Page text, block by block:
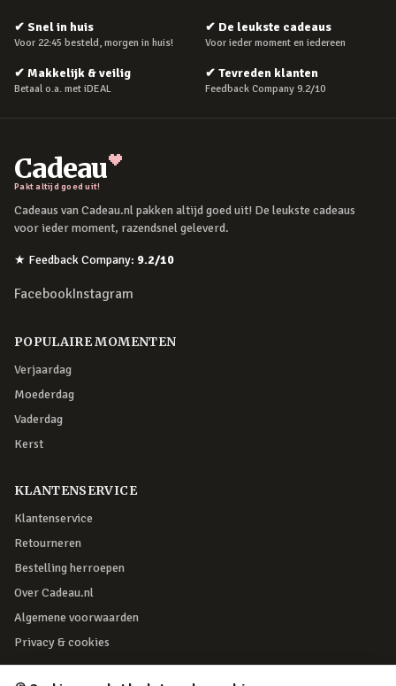
✔ Snel in huis
Voor 22:45 besteld, morgen in huis!
✔ De leukste cadeaus
Voor ieder moment en iedereen
✔ Makkelijk & veilig
Betaal o.a. met iDEAL
✔ Tevreden klanten
Feedback Company 9.2/10
Cadeau
Pakt altijd goed uit!
Cadeaus van Cadeau.nl pakken altijd goed uit! De leukste cadeaus
voor ieder moment, razendsnel geleverd.
★ Feedback Company: 9.2/10
FacebookInstagram
POPULAIRE MOMENTEN
Verjaardag
Moederdag
Vaderdag
Kerst
KLANTENSERVICE
Klantenservice
Retourneren
Bestelling herroepen
Over Cadeau.nl
Algemene voorwaarden
Privacy & cookies